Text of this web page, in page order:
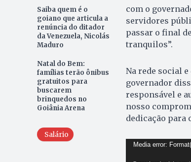
Saiba quem é o
goiano que articula a
renúncia do ditador
da Venezuela, Nicolás
Maduro
Natal do Bem:
famílias terão ônibus
gratuitos para
buscarem
brinquedos no
Goiânia Arena
Salário
com o
servidores
passar o final
tranquilos”.
Na rede social
governador
responsável e
nosso
dedicação para
Tocador
Media error: